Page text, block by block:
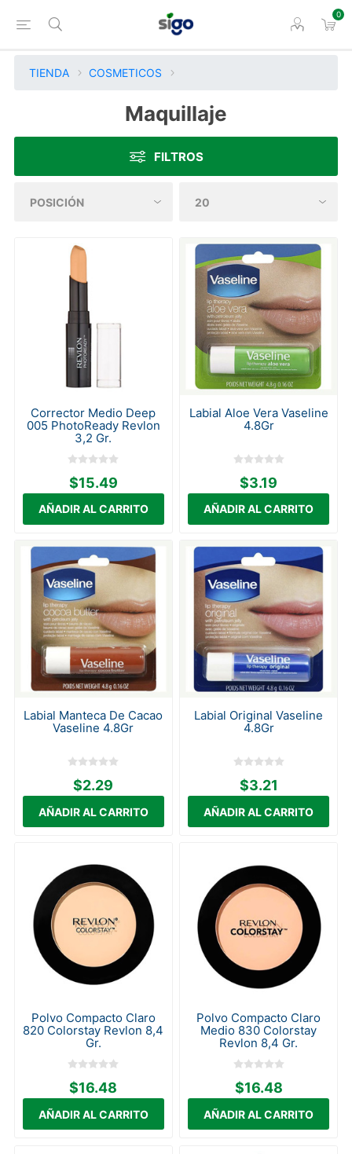
0
TIENDA COSMETICOS
Maquillaje
FILTROS
Corrector Medio Deep
005 PhotoReady Revlon
3,2 Gr.
$15.49
Labial Aloe Vera Vaseline
4.8Gr
$3.19
Labial Manteca De Cacao
Vaseline 4.8Gr
$2.29
Labial Original Vaseline
4.8Gr
$3.21
Polvo Compacto Claro
820 Colorstay Revlon 8,4
Gr.
$16.48
Polvo Compacto Claro
Medio 830 Colorstay
Revlon 8,4 Gr.
$16.48